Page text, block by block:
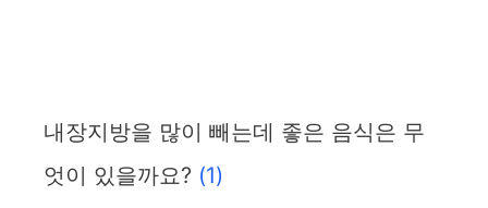
내장지방을 많이 빼는데 좋은 음식은 무
엇이 있을까요? (1)